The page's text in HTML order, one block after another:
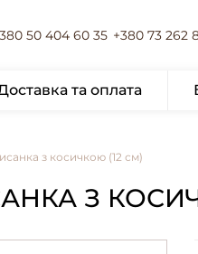
50 404 60 35 +380 73 262
та оплата
з косичкою (12 см)
З